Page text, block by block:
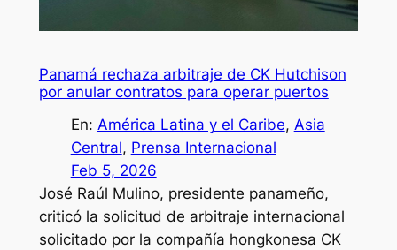
Panamá rechaza arbitraje de CK Hutchison
por anular contratos para operar puertos
En: América Latina y el Caribe, Asia
Central, Prensa Internacional
Feb 5, 2026
José Raúl Mulino, presidente panameño,
criticó la solicitud de arbitraje internacional
solicitado por la compañía hongkonesa CK